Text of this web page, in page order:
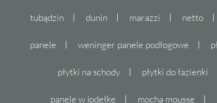
tubądzin dunin marazzi netto
panele weninger panele podłogowe
płytki na schody płytki do łazienki
panele w jodełkę mocha mousse